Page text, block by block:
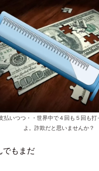
払いつつ・・世界中で４回も５回も
よ。詐欺だと思いませんか？
でもまだ